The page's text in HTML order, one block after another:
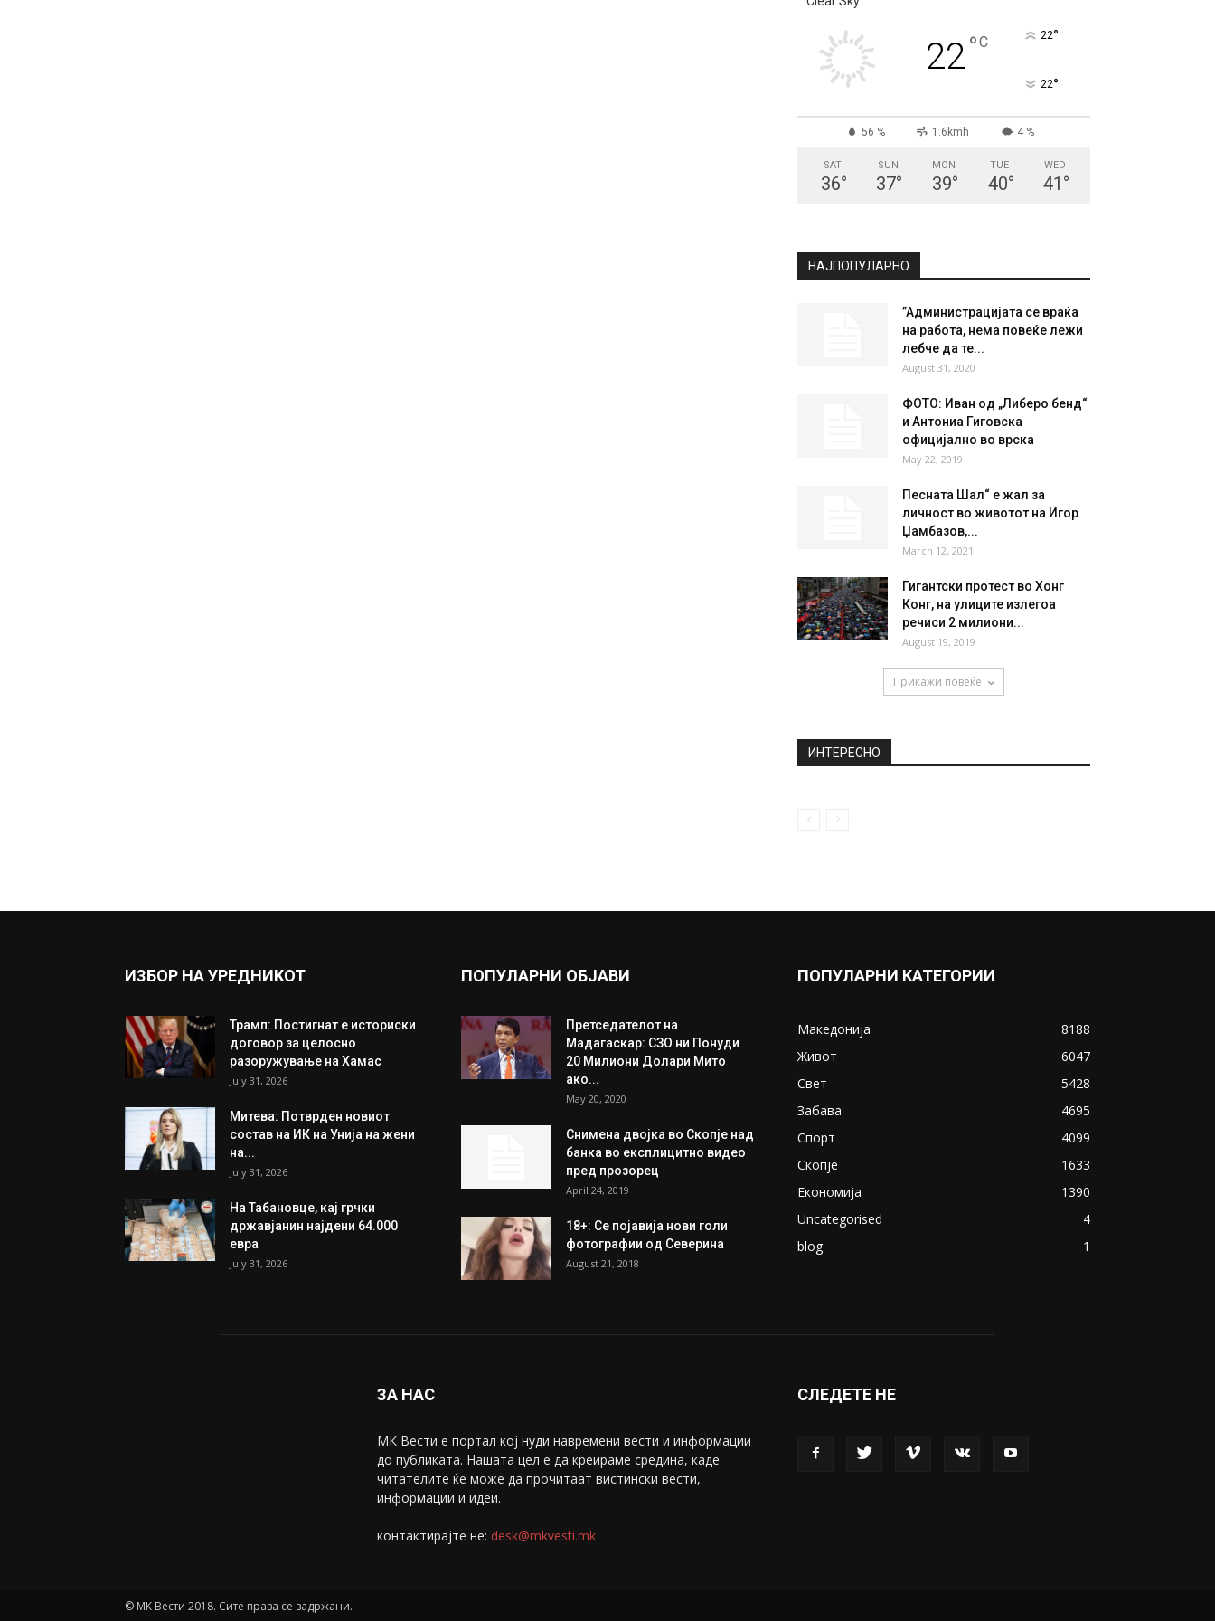
22°C 22°
22°
56 % 1.6kmh 4 %
SAT
36°
SUN
37°
MON
39°
TUE
40°
WED
41 °
НАЈПОПУЛАРНО
”Aдминистрацијата се враќа
на работа, нема повеќе лежи
лебче да те...
August 31, 2020
ФОТО: Иван од „Либеро бенд“
и Антониа Гиговска
официјално во врска
May 22, 2019
Песната Шал“ е жал за
личност во животот на Игор
Џамбазов,...
March 12, 2021
Гигантски протест во Хонг
Конг, на улиците излегоа
речиси 2 милиони...
August 19, 2019
Прикажи повеќе
ИНТЕРЕСНО
ИЗБОР НА УРЕДНИКОТ
Трамп: Постигнат е историски
договор за целосно
разоружување на Хамас
July 31, 2026
Митева: Потврден новиот
состав на ИК на Унија на жени
на...
July 31, 2026
На Табановце, кај грчки
државјанин најдени 64.000
евра
July 31, 2026
ПОПУЛАРНИ ОБЈАВИ
Претседателот на
Мадагаскар: СЗО ни Понуди
20 Милиони Долари Мито
ако...
May 20, 2020
Снимена двојка во Скопје над
банка во експлицитно видео
пред прозорец
April 24, 2019
18+: Се појавија нови голи
фотографии од Северина
August 21, 2018
ПОПУЛАРНИ КАТЕГОРИИ
Македонија
8188
Живот
6047
Свет
5428
Забава
4695
Спорт
4099
Скопје
1633
Економија
1390
Uncategorised
4
blog
1
ЗА НАС
МК Вести е портал коj нуди навремени вести и информации
до публиката. Нашата цел е да креираме средина, каде
читателите ќе може да прочитаат вистински вести,
информации и идеи.
контактирајте не: desk@mkvesti.mk
СЛЕДЕТЕ НЕ
© МК Вести 2018. Сите права се задржани.